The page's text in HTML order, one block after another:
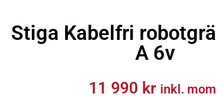
Stiga Kabelfri
A 6v
11 990 kr inkl.